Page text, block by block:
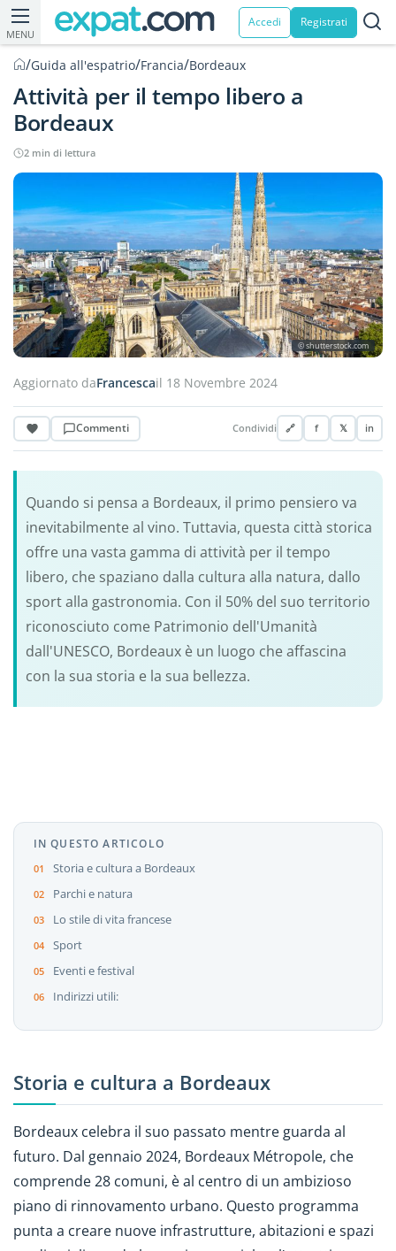
MENU
Accedi Registrati
/Guida all'espatrio/Francia/Bordeaux
Attività per il tempo libero a
Bordeaux
2 min di lettura
© shutterstock.com
Aggiornato daFrancescail 18 Novembre 2024
Commenti Condividi 🔗 f 𝕏 in
Quando si pensa a Bordeaux, il primo pensiero va
inevitabilmente al vino. Tuttavia, questa città storica
offre una vasta gamma di attività per il tempo
libero, che spaziano dalla cultura alla natura, dallo
sport alla gastronomia. Con il 50% del suo territorio
riconosciuto come Patrimonio dell'Umanità
dall'UNESCO, Bordeaux è un luogo che affascina
con la sua storia e la sua bellezza.
IN QUESTO ARTICOLO
Storia e cultura a Bordeaux
Parchi e natura
Lo stile di vita francese
Sport
Eventi e festival
Indirizzi utili:
Storia e cultura a Bordeaux
Bordeaux celebra il suo passato mentre guarda al
futuro. Dal gennaio 2024, Bordeaux Métropole, che
comprende 28 comuni, è al centro di un ambizioso
piano di rinnovamento urbano. Questo programma
punta a creare nuove infrastrutture, abitazioni e spazi